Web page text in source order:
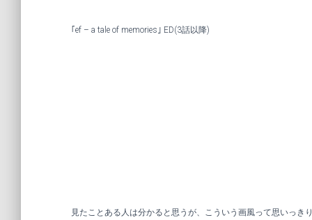
｢ef – a tale of memories｣ ED(3話以降)
見たことある人は分かると思うが、こういう画風って思いっき